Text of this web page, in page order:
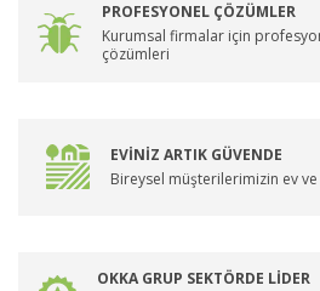
PROFESYONEL ÇÖZÜMLER
Kurumsal firmalar için
çözümleri
EVİNİZ ARTIK GÜVENDE
Bireysel müşterilerimizin ev
OKKA GRUP SEKTÖRDE LİDER